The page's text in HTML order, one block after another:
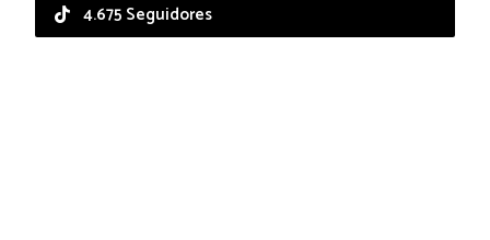
4.675 Seguidores